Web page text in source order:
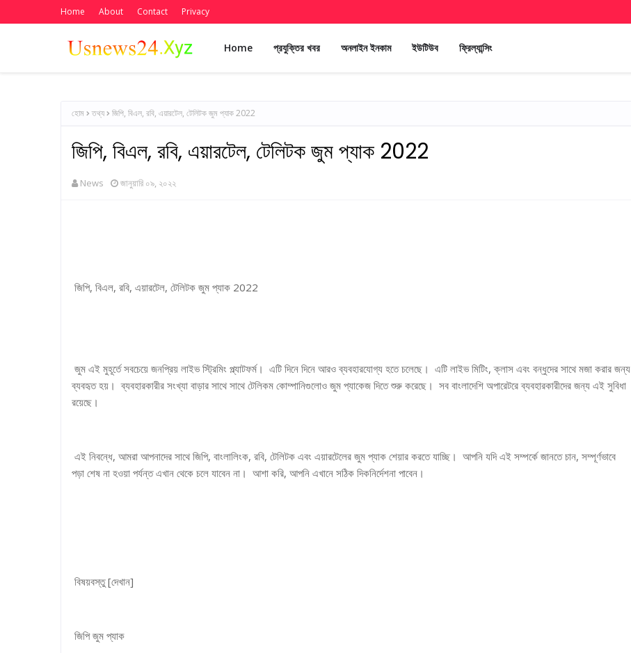
Home About Contact Privacy
Home প্রযুক্তির খবর অনলাইন ইনকাম ইউটিউব ফ্রিল্যান্সিং
হোম তথ্য জিপি, বিএল, রবি, এয়ারটেল, টেলিটক জুম প্যাক 2022
জিপি, বিএল, রবি, এয়ারটেল, টেলিটক জুম প্যাক 2022
News জানুয়ারি ০৯, ২০২২
জিপি, বিএল, রবি, এয়ারটেল, টেলিটক জুম প্যাক 2022
জুম এই মুহূর্তে সবচেয়ে জনপ্রিয় লাইভ স্ট্রিমিং প্ল্যাটফর্ম। এটি দিনে দিনে আরও ব্যবহারযোগ্য হতে চলেছে। এটি লাইভ মিটিং, ক্লাস এবং বন্ধুদের সাথে মজা করার জন্য
ব্যবহৃত হয়। ব্যবহারকারীর সংখ্যা বাড়ার সাথে সাথে টেলিকম কোম্পানিগুলোও জুম প্যাকেজ দিতে শুরু করেছে। সব বাংলাদেশি অপারেটরে ব্যবহারকারীদের জন্য এই সুবিধা
রয়েছে।
এই নিবন্ধে, আমরা আপনাদের সাথে জিপি, বাংলালিংক, রবি, টেলিটক এবং এয়ারটেলের জুম প্যাক শেয়ার করতে যাচ্ছি। আপনি যদি এই সম্পর্কে জানতে চান, সম্পূর্ণভাবে
পড়া শেষ না হওয়া পর্যন্ত এখান থেকে চলে যাবেন না। আশা করি, আপনি এখানে সঠিক দিকনির্দেশনা পাবেন।
বিষয়বস্তু [দেখান]
জিপি জুম প্যাক